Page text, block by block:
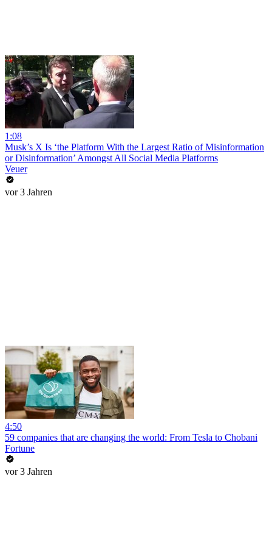
1:08
Musk’s X Is ‘the Platform With the Largest Ratio of Misinformation
or Disinformation’ Amongst All Social Media Platforms
Veuer
vor 3 Jahren
4:50
59 companies that are changing the world: From Tesla to Chobani
Fortune
vor 3 Jahren